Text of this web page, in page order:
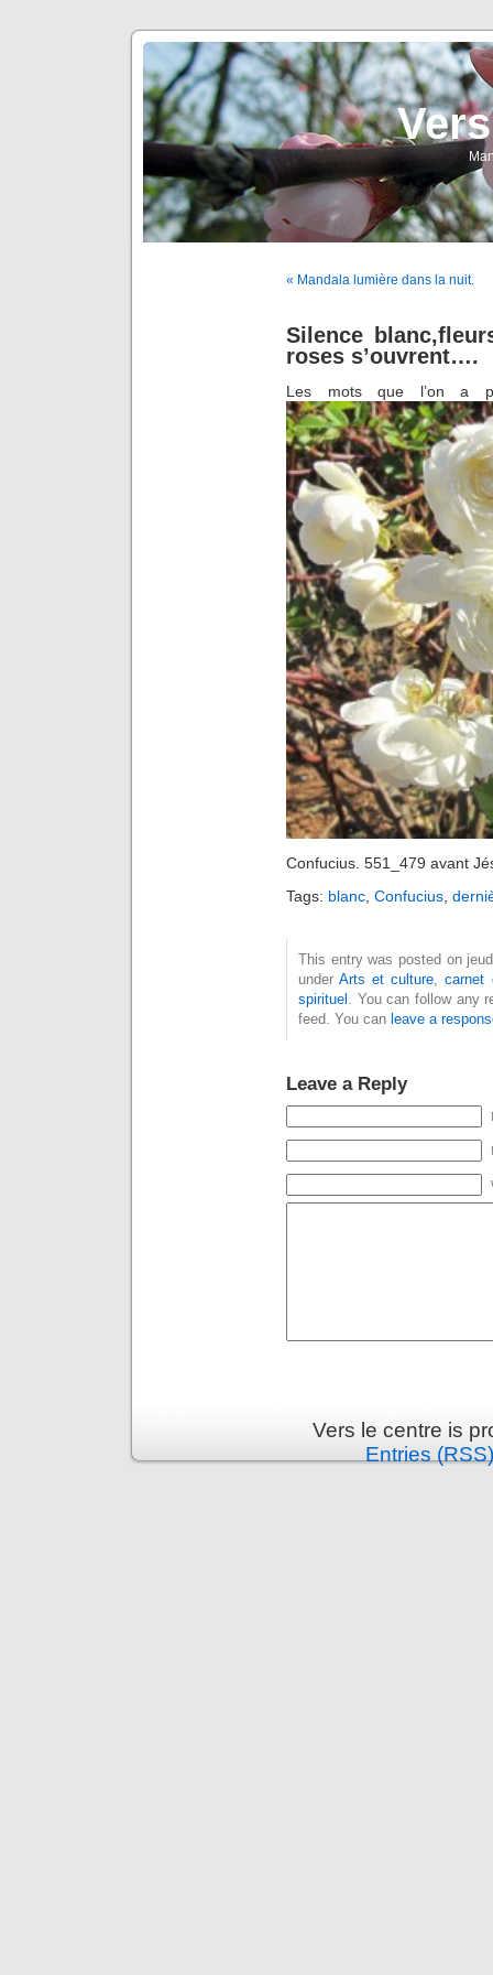
« Mandala lumière dans la nuit.
Silence
roses s’ouvrent….
Les mots que l’on a
Confucius. 551_479 avant
Tags: blanc, Confucius,
This entry was posted on
underArts et culture,carnet
spirituel . You can follow any
feed. You can leave a
Leave a Reply
Vers le centre is
Entries (RSS)